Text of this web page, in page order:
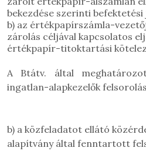
bekezdése szerinti befektetési
b) az értékpapírszámla-
zárolás céljával kapcsolatos
értékpapír-titoktartási
A Btátv. által
ingatlan-alapkezelők
b) a közfeladatot ellátó
alapítvány által fenntartott